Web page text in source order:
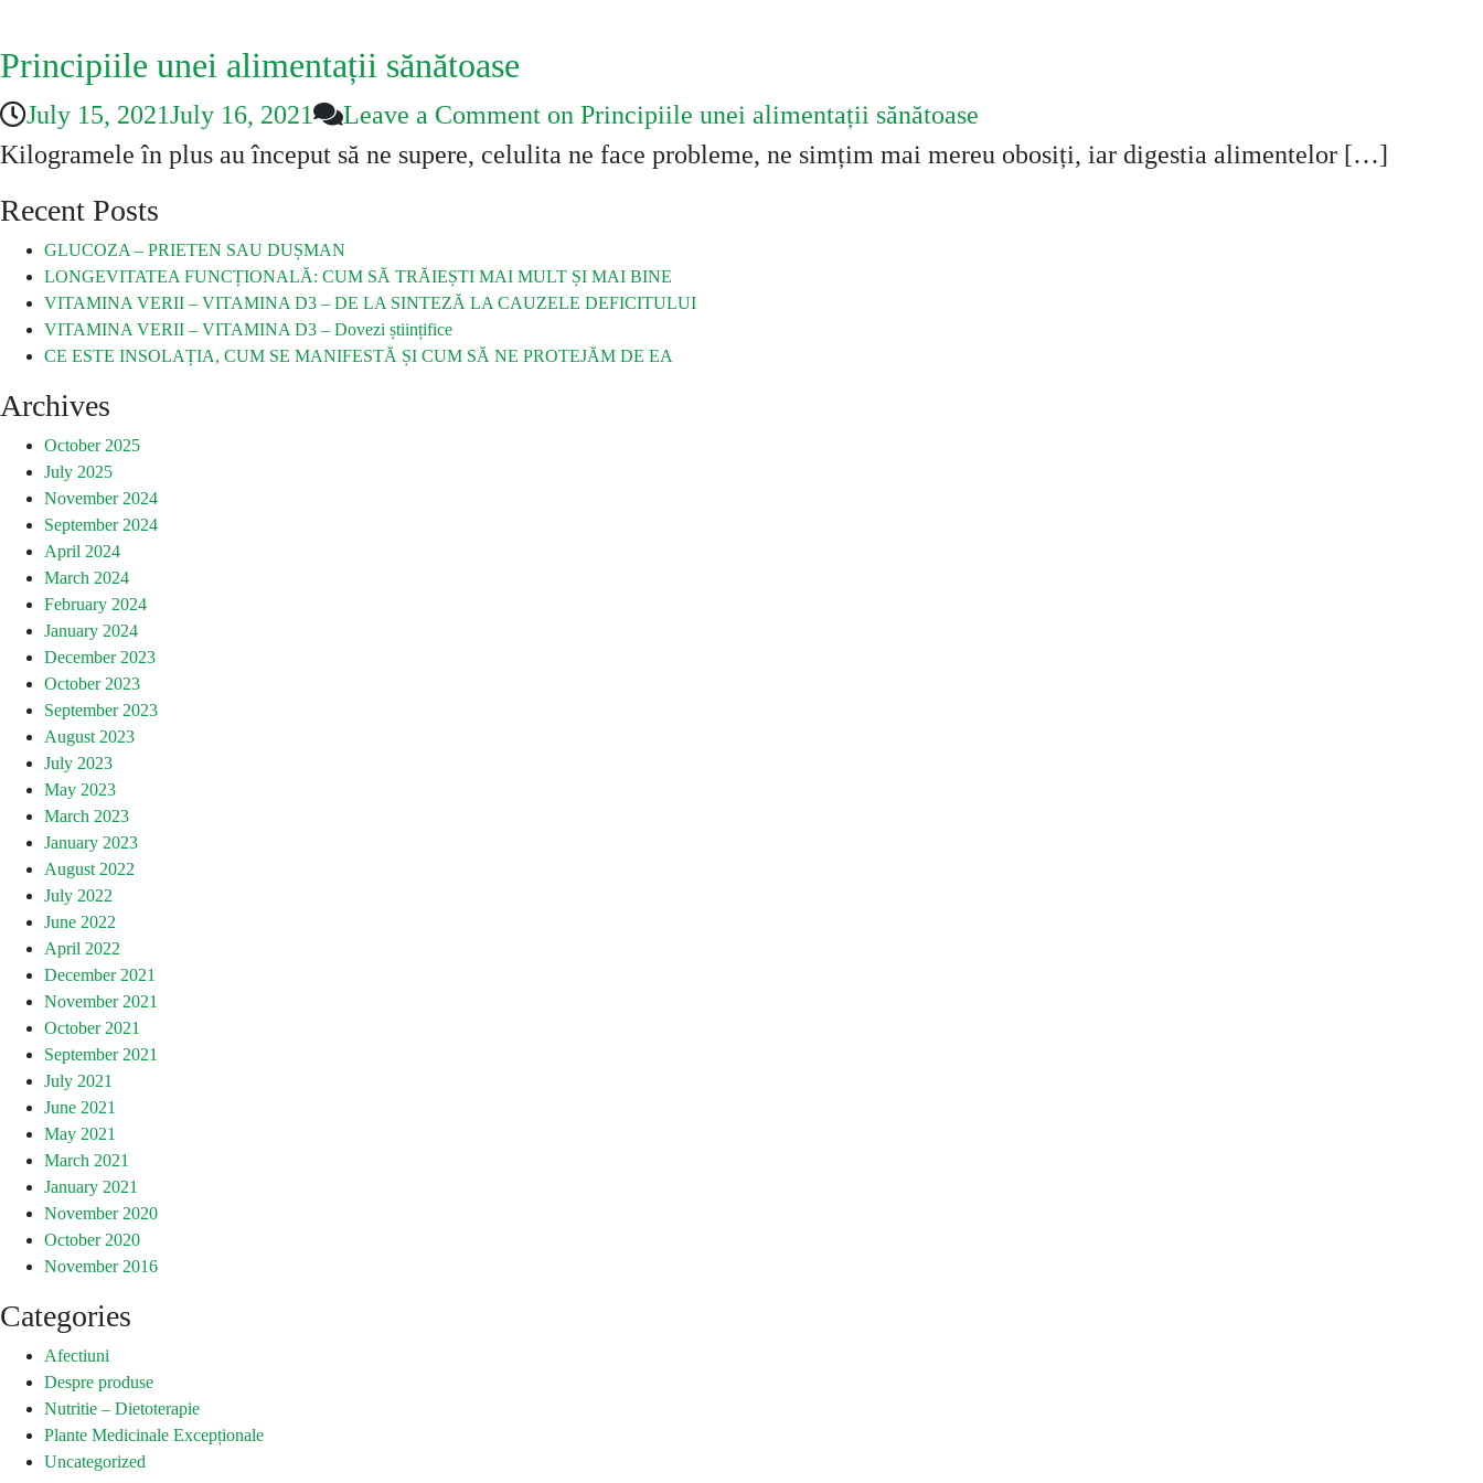
Principiile unei alimentații sănătoase
July 15, 2021July 16, 2021 Leave a Comment on Principiile unei alimentații sănătoase
Kilogramele în plus au început să ne supere, celulita ne face probleme, ne simțim mai mereu obosiți, iar digestia alimentelor […]
Recent Posts
GLUCOZA – PRIETEN SAU DUȘMAN
LONGEVITATEA FUNCȚIONALĂ: CUM SĂ TRĂIEȘTI MAI MULT ȘI MAI BINE
VITAMINA VERII – VITAMINA D3 – DE LA SINTEZĂ LA CAUZELE DEFICITULUI
VITAMINA VERII – VITAMINA D3 – Dovezi științifice
CE ESTE INSOLAȚIA, CUM SE MANIFESTĂ ȘI CUM SĂ NE PROTEJĂM DE EA
Archives
October 2025
July 2025
November 2024
September 2024
April 2024
March 2024
February 2024
January 2024
December 2023
October 2023
September 2023
August 2023
July 2023
May 2023
March 2023
January 2023
August 2022
July 2022
June 2022
April 2022
December 2021
November 2021
October 2021
September 2021
July 2021
June 2021
May 2021
March 2021
January 2021
November 2020
October 2020
November 2016
Categories
Afectiuni
Despre produse
Nutritie – Dietoterapie
Plante Medicinale Excepționale
Uncategorized